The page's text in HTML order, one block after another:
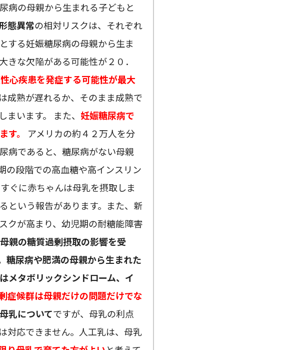
病の母親から生まれる子どもと
態異常の相対リスクは、それぞれ
する妊娠糖尿病の母親から生ま
な欠陥がある可能性が２０．
心疾患を発症する可能性が最大
成熟が遅れるか、そのまま成熟で
います。 また、 妊娠糖尿病で
。
アメリカの約４２万人を分
病であると、糖尿病がない母親
の段階での高血糖や高インスリン
ぐに赤ちゃんは母乳を摂取しま
という報告があります。また、新
クが高まり、幼児期の耐糖能障害
親の糖質過剰摂取の影響を受
糖尿病や肥満の母親から生まれた
メタボリックシンドローム、イ
症候群は母親だけの問題だけでな
母乳についてですが、母乳の利点
対応できません。人工乳は、母乳